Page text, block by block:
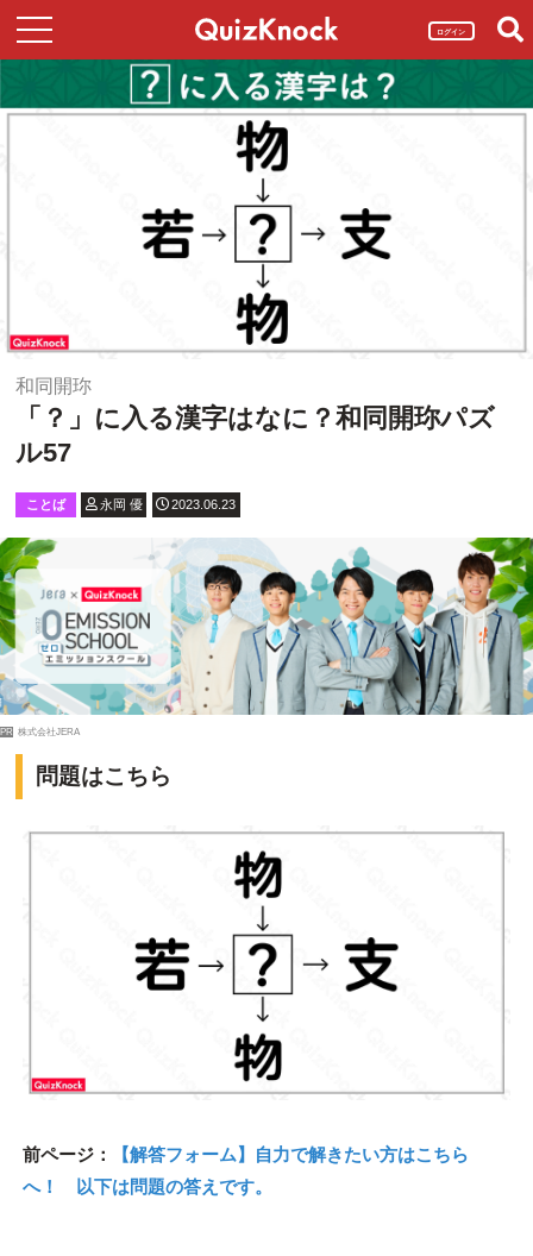
ログイン
和同開珎
「？」に入る漢字はなに？和同開珎パズ
ル57
ことば 永岡 優 2023.06.23
PR 株式会社JERA
問題はこちら
前ページ：
【解答フォーム】自力で解きたい方はこちら
へ！ 以下は問題の答えです。